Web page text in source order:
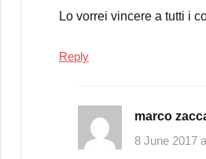
Lo vorrei vincere a tutti i
Reply
marco
8 June 2017